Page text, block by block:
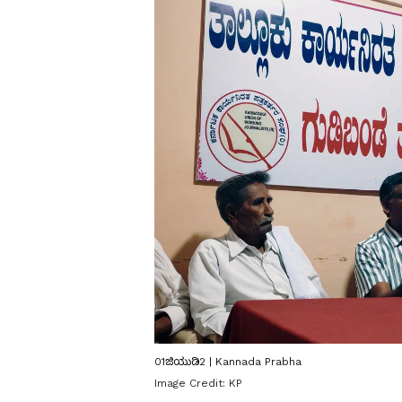
01ಜಿಯುಡಿ2 | Kannada Prabha
Image Credit: KP